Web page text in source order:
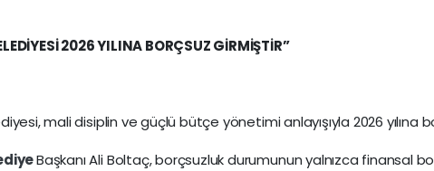
2026 YILINA BORÇSUZ GİRMİŞTİR”
mali disiplin ve güçlü bütçe yönetimi anlayışıyla 2026 yılına
Başkanı Ali Boltaç, borçsuzluk durumunun yalnızca finansal